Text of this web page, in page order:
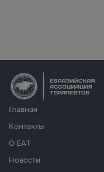
Главная
О ЕАТ
Новости
Контакты